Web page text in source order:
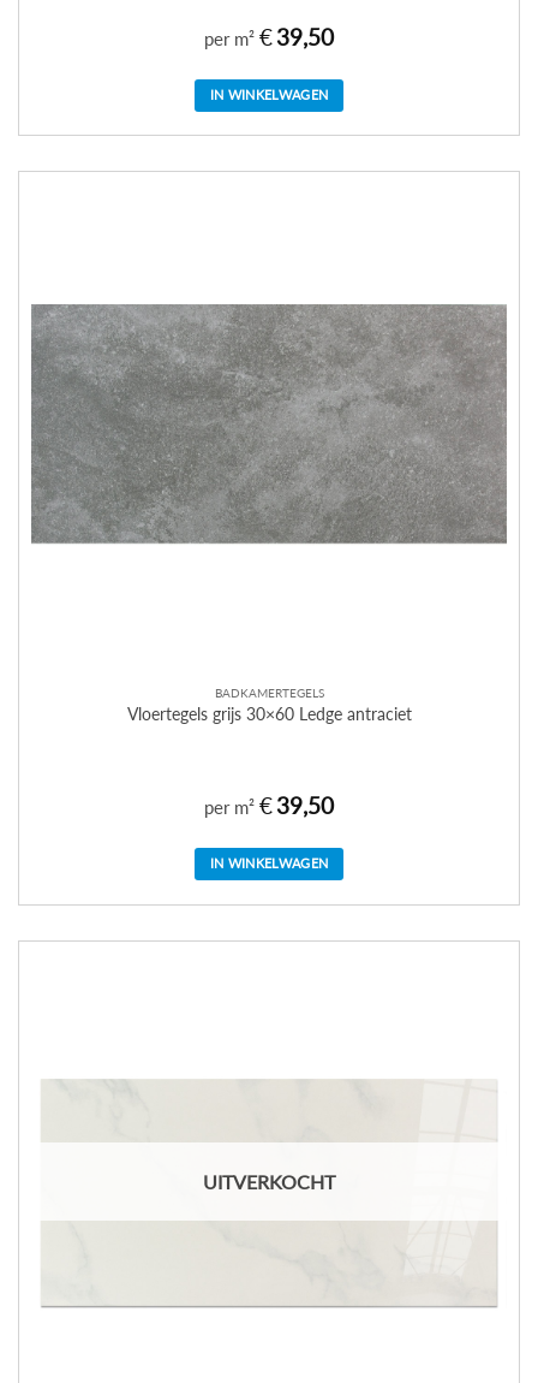
per m² €39,50
IN WINKELWAGEN
BADKAMERTEGELS
Vloertegels grijs 30×60 Ledge antraciet
per m² €39,50
IN WINKELWAGEN
UITVERKOCHT